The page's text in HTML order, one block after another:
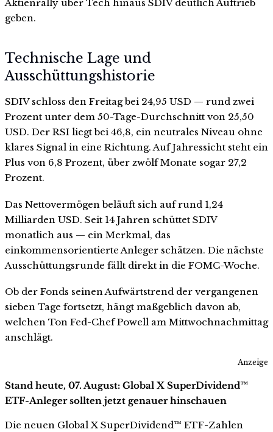
Aktienrally über Tech hinaus SDIV deutlich Auftrieb
geben.
Technische Lage und
Ausschüttungshistorie
SDIV schloss den Freitag bei 24,95 USD — rund zwei
Prozent unter dem 50-Tage-Durchschnitt von 25,50
USD. Der RSI liegt bei 46,8, ein neutrales Niveau ohne
klares Signal in eine Richtung. Auf Jahressicht steht ein
Plus von 6,8 Prozent, über zwölf Monate sogar 27,2
Prozent.
Das Nettovermögen beläuft sich auf rund 1,24
Milliarden USD. Seit 14 Jahren schüttet SDIV
monatlich aus — ein Merkmal, das
einkommensorientierte Anleger schätzen. Die nächste
Ausschüttungsrunde fällt direkt in die FOMC-Woche.
Ob der Fonds seinen Aufwärtstrend der vergangenen
sieben Tage fortsetzt, hängt maßgeblich davon ab,
welchen Ton Fed-Chef Powell am Mittwochnachmittag
anschlägt.
Anzeige
Stand heute, 07. August: Global X SuperDividend™
ETF-Anleger sollten jetzt genauer hinschauen
Die neuen Global X SuperDividend™ ETF-Zahlen